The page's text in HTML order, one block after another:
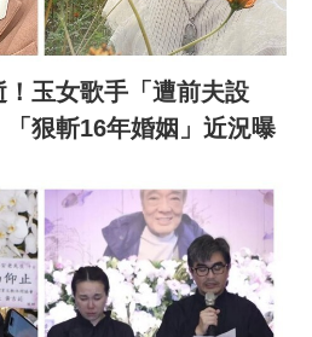
玉女歌手「遭前夫設
狠斬16年婚姻」近況曝